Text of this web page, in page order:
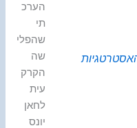
הערכ
תי
שהפלי
שה
הקרק
עית
לחאן
יונס